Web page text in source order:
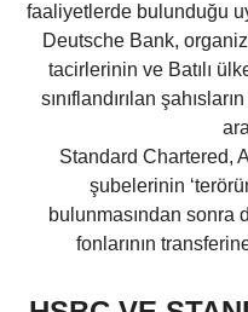
faaliyetlerde bulunduğu
Deutsche Bank,
tacirlerinin ve Batılı
sınıflandırılan
Standard Chartered,
şubelerinin
bulunmasından sonra
fonlarının